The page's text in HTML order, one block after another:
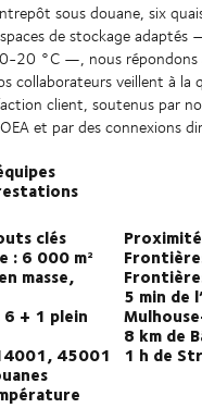
sous douane, six
de stockage
20 °C —, nous répondons
collaborateurs veillent à la
client, soutenus par
et par des connexions
clés
: 6 000 m²
masse,
6 + 1 plein
45001
5 min de
8 km de
1 h de